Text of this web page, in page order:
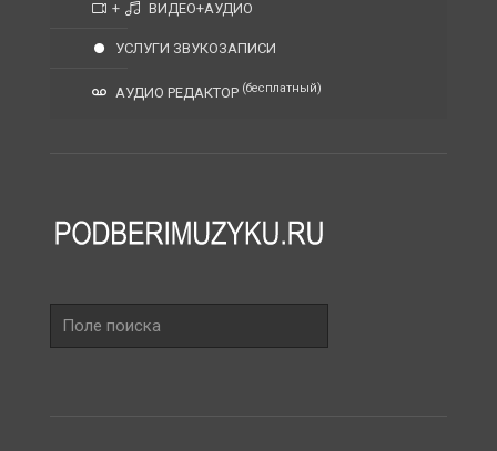
+ ВИДЕО+АУДИО
УСЛУГИ ЗВУКОЗАПИСИ
АУДИО РЕДАКТОР (бесплатный)
поиска